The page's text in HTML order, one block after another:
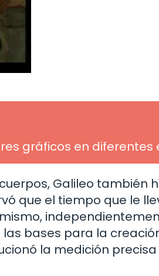
gráficos en diferentes
Galileo también
que el tiempo que le
bases para la
la medición